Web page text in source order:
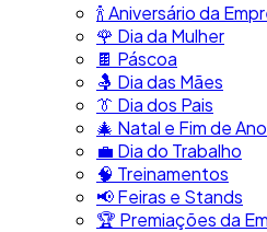
​🍾​ Aniversário da
🌹 Dia da Mulher
🍫​ Páscoa
🤱 Dia das Mães
👔​ Dia dos Pais
🎄 Natal e Fim de Ano
💼​ Dia do Trabalho
🧠​ Treinamentos
📢​ Feiras e Stands
🏆 Premiações da